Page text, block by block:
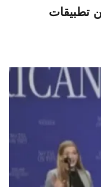
تطبيقات